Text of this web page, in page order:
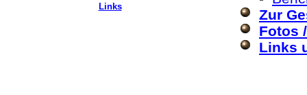
Links
Zur
Fotos
Links